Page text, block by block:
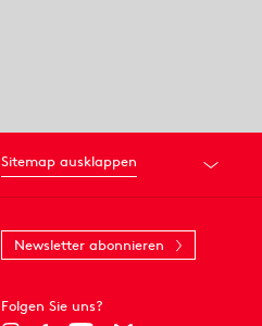
Sitemap ausklappen
Newsletter abonnieren
Folgen Sie uns?